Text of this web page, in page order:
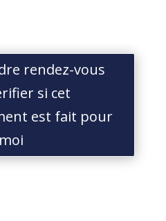
rendez-vous
si cet
est fait pour
moi